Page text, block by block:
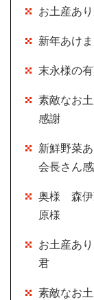
お土産あ
新年あけ
末永様の
素敵なお
感謝
新鮮野菜
会長さん
奥様 森伊
原様
お土産あ
君
素敵なお